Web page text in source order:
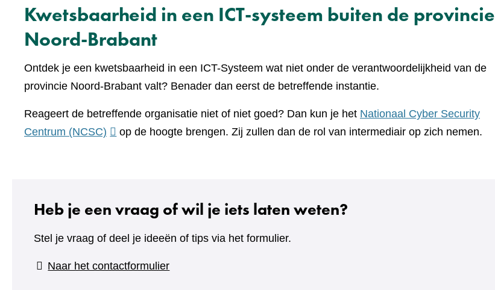
Kwetsbaarheid in een ICT-systeem buiten de provincie
Noord-Brabant
Ontdek je een kwetsbaarheid in een ICT-Systeem wat niet onder de verantwoordelijkheid van de
provincie Noord-Brabant valt? Benader dan eerst de betreffende instantie.
Reageert de betreffende organisatie niet of niet goed? Dan kun je het Nationaal Cyber Security
Centrum (NCSC) (verwijst
op de hoogte brengen. Zij zullen dan de rol van intermediair op zich nemen.
Heb je een vraag of wil je iets laten weten?
Stel je vraag of deel je ideeën of tips via het formulier.
Naar het contactformulier(verwijst